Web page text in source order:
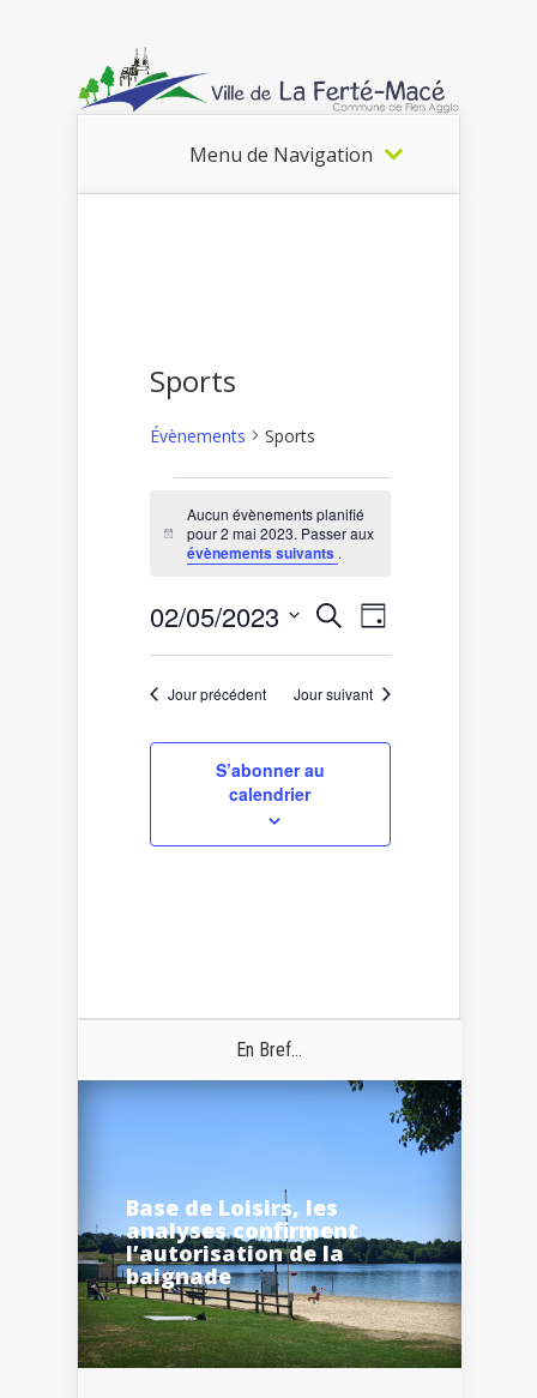
Menu de Navigation
Sports
Évènements Sports
Évènements
for
mai
2023
Notice
Aucun évènements planifié
pour 2 mai 2023. Passer aux
évènements suivants .
Recherche
de
Évènements
RechercheNavigation
de
vues
Évènement
Jour
02/05/2023
une
date.Jour précédent Jour suivant
S’abonner au
calendrier
En Bref...
Base de Loisirs, les
analyses confirment
l’autorisation de la
baignade